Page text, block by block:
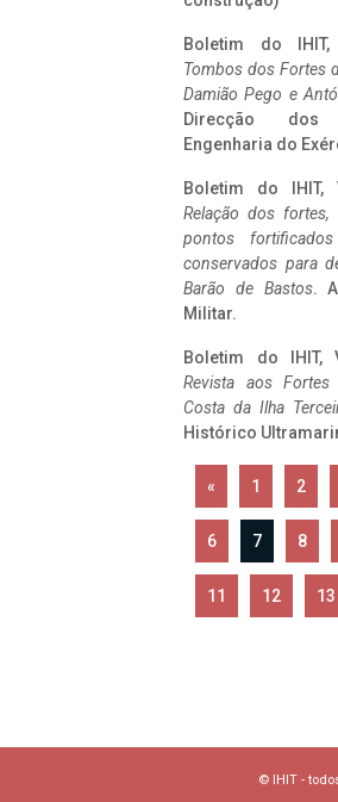
Boletim do
Tombos dos Fortes
Damião Pego e
Direcção
Engenharia do
Boletim do IHIT,
Relação dos fortes,
pontos
conservados para
Barão de Bastos.
Militar.
Boletim do IHIT,
Revista aos
Costa da Ilha
Histórico
« 1 2
6 7 8
11 12 13
© IHIT -